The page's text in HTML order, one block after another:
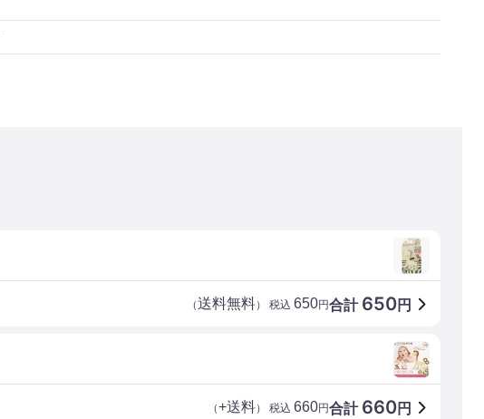
合計 650円
（送料無料） 税込 650円
合計 660円
（+送料） 税込 660円